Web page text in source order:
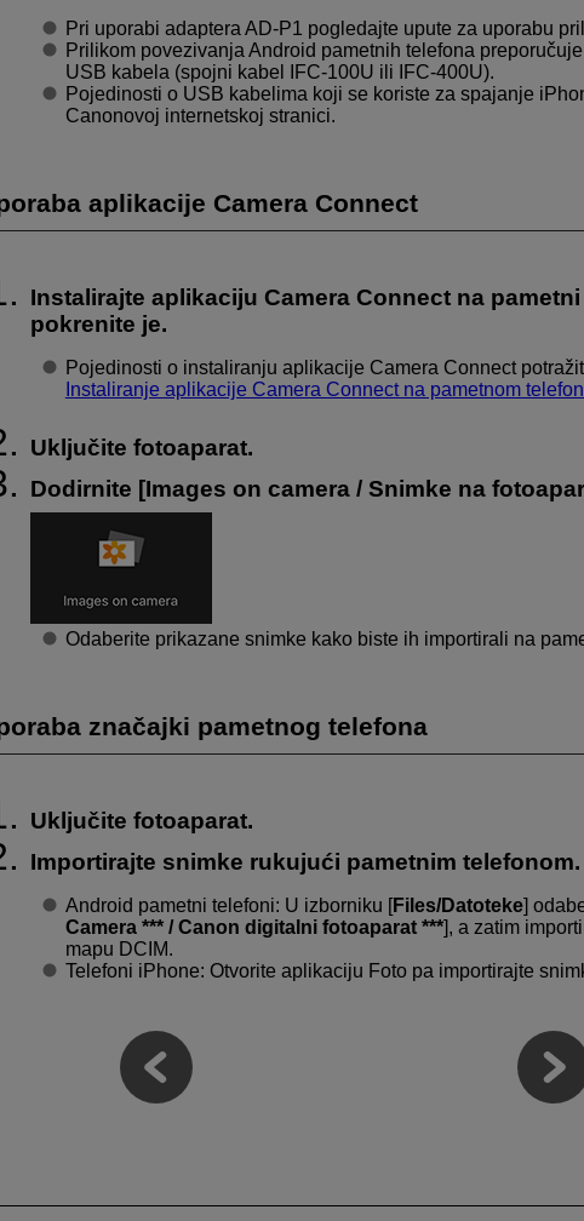
Pri uporabi adapteraAD-P1 pogledajte upute za uporabu
Prilikom povezivanja Android pametnih telefona
USB kabela (spojni kabel
IFC-100U ili IFC-400U).
Pojedinosti o USB kabelima koji se koriste za spajanje
Canonovoj internetskoj stranici.
aplikacije Camera Connect
Instalirajte aplikaciju Camera Connect na
pokrenite je.
Pojedinosti o instaliranju aplikacije Camera Connect
Instaliranje aplikacije Camera Connect na pametnom
Uključite fotoaparat.
Dodirnite [Images on camera / Snimke na
Odaberite prikazane snimke kako biste ih importirali na
značajki pametnog telefona
Uključite fotoaparat.
Importirajte snimke rukujući pametnim telefonom.
Android pametni telefoni: U izborniku [Files/Datoteke]
Camera *** / Canon digitalni fotoaparat ***], a zatim
mapu DCIM.
Telefoni iPhone: Otvorite aplikaciju Foto pa importirajte